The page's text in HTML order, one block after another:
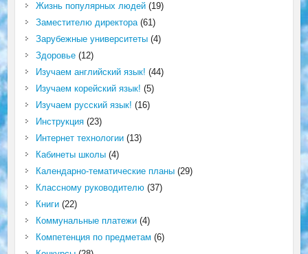
Жизнь популярных людей(19)
Заместителю директора(61)
Зарубежные университеты(4)
Здоровье(12)
Изучаем английский язык! (44)
Изучаем корейский язык! (5)
Изучаем русский язык! (16)
Инструкция(23)
Интернет технологии(13)
Кабинеты школы(4)
Календарно-тематические планы(29)
Классному руководителю(37)
Книги(22)
Коммунальные платежи(4)
Компетенция по предметам (6)